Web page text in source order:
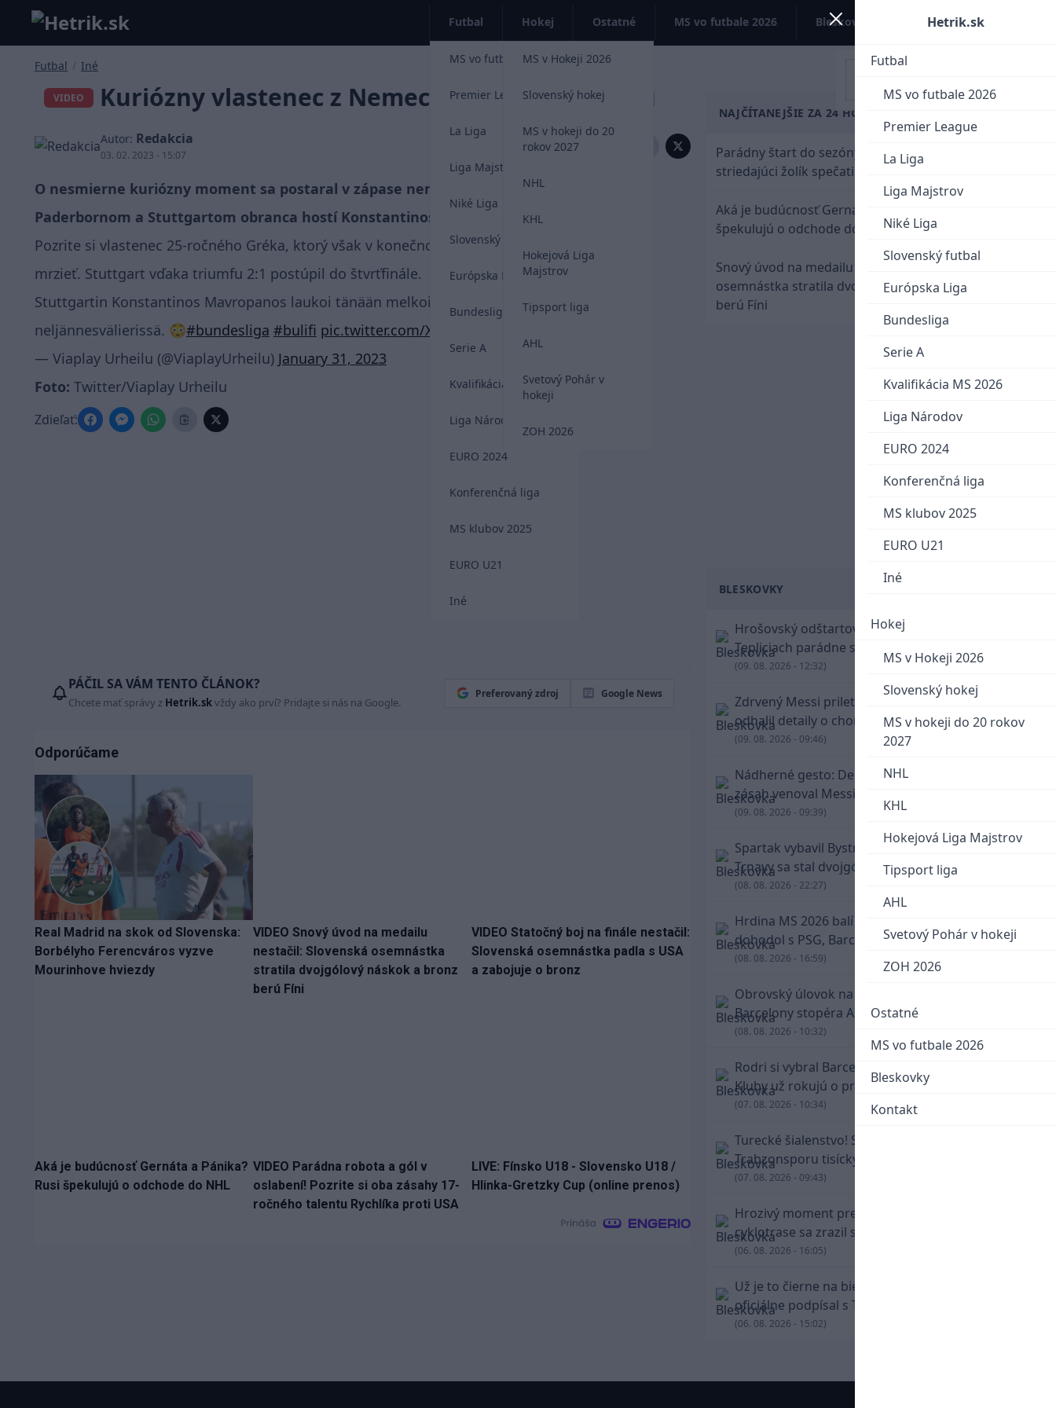
Futbal
MS vo futbale 2026
Premier League
La Liga
Liga Majstrov
Niké Liga
Slovenský futbal
Európska Liga
Bundesliga
Serie A
Kvalifikácia MS 2026
Liga Národov
EURO 2024
Konferenčná liga
MS klubov 2025
EURO U21
Iné
Hokej
MS v Hokeji 2026
Slovenský hokej
MS v hokeji do 20
rokov 2027
NHL
KHL
Hokejová Liga
Majstrov
Tipsport liga
AHL
Svetový Pohár v
hokeji
ZOH 2026
Ostatné MS vo futbale 2026 Bleskovky Kontakt
Hetrik.sk
Futbal
MS vo futbale 2026
Premier League
La Liga
Liga Majstrov
Niké Liga
Slovenský futbal
Európska Liga
Bundesliga
Serie A
Kvalifikácia MS 2026
Liga Národov
EURO 2024
Konferenčná liga
MS klubov 2025
EURO U21
Iné
Hokej
MS v Hokeji 2026
Slovenský hokej
MS v hokeji do 20 rokov
2027
NHL
KHL
Hokejová Liga Majstrov
Tipsport liga
AHL
Svetový Pohár v hokeji
ZOH 2026
Ostatné
MS vo futbale 2026
Bleskovky
Kontakt
Futbal / Iné
VIDEO Kuriózny vlastenec z Nemecka hitom internetu
Autor: Redakcia
03. 02. 2023 - 15:07
Zdieľať:
O nesmierne kuriózny moment sa postaral v zápase nemeckého pohára medzi
Paderbornom a Stuttgartom obranca hostí Konstantinos Mavropanos.
Pozrite si vlastenec 25-ročného Gréka, ktorý však v konečnom dôsledku nemusel až tak
mrzieť. Stuttgart vďaka triumfu 2:1 postúpil do štvrťfinále.
Stuttgartin Konstantinos Mavropanos laukoi tänään melkoisen oman maali Saksan Cupin
neljännesvälierissä. 😳#bundesliga #bulifi pic.twitter.com/XydsQt0UHU
— Viaplay Urheilu (@ViaplayUrheilu) January 31, 2023
Foto: Twitter/Viaplay Urheilu
Zdieľať:
PÁČIL SA VÁM TENTO ČLÁNOK?
Chcete mať správy z Hetrik.skvždy ako prví? Pridajte si nás na Google.
Preferovaný zdroj Google News
Odporúčame
Real Madrid na skok od Slovenska:
Borbélyho Ferencváros vyzve
Mourinhove hviezdy
VIDEO Snový úvod na medailu
nestačil: Slovenská osemnástka
stratila dvojgólový náskok a bronz
berú Fíni
VIDEO Statočný boj na finále nestačil:
Slovenská osemnástka padla s USA
a zabojuje o bronz
Aká je budúcnosť Gernáta a Pánika?
Rusi špekulujú o odchode do NHL
VIDEO Parádna robota a gól v
oslabení! Pozrite si oba zásahy 17-
ročného talentu Rychlíka proti USA
LIVE: Fínsko U18 - Slovensko U18 /
Hlinka-Gretzky Cup (online prenos)
NAJČÍTANEJŠIE ZA 24 HODÍN
Parádny štart do sezóny: Rýchlik Boženík ako
striedajúci žolík spečatil postup Stoke
Aká je budúcnosť Gernáta a Pánika? Rusi
špekulujú o odchode do NHL
Snový úvod na medailu nestačil: Slovenská
osemnástka stratila dvojgólový náskok a bronz
berú Fíni
BLESKOVKY
Hrošovský odštartoval šialenú prestrelku! V
Tepliciach parádne skóroval už v prvej minúte
(09. 08. 2026 - 12:32)
Zdrvený Messi priletel do Argentíny, denník
odhalil detaily o chorobe jeho otca
(09. 08. 2026 - 09:46)
Nádherné gesto: De Paul po góle odhalil dres,
zásah venoval Messimu po strate otca
(09. 08. 2026 - 09:39)
Spartak vybavil Bystricu za pár minút: Hrdinom
Trnavy sa stal dvojgólový Polťák
(08. 08. 2026 - 22:27)
Hrdina MS 2026 balí kufre! Ferran Torres sa
dohodol s PSG, Barcelona mu brániť nebude
(08. 08. 2026 - 16:59)
Obrovský úlovok na Anfielde: Liverpool získal z
Barcelony stopéra Arauja
(08. 08. 2026 - 10:32)
Rodri si vybral Barcelonu a odmietol Real.
Kluby už rokujú o prestupovej čiastke
(07. 08. 2026 - 10:34)
Turecké šialenstvo! Salaha vítali na štadióne
Trabzonsporu tisícky fanúšikov
(07. 08. 2026 - 09:43)
Hrozivý moment pre Zdena Cháru! Na
cyklotrase sa zrazil s bežcom
(06. 08. 2026 - 16:05)
Už je to čierne na bielom: Mohamed Salah
oficiálne podpísal s Trabzonsporom
(06. 08. 2026 - 15:02)